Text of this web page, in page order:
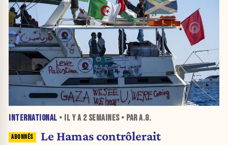
INTERNATIONAL • IL Y A 2 SEMAINES• PAR A.G.
Le Hamas contrôlerait